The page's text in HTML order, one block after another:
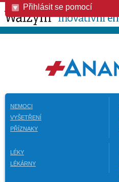
Přihlásit se pomocí
NEMOCI
VYŠETŘENÍ
PŘÍZNAKY
LÉKY
LÉKÁRNY